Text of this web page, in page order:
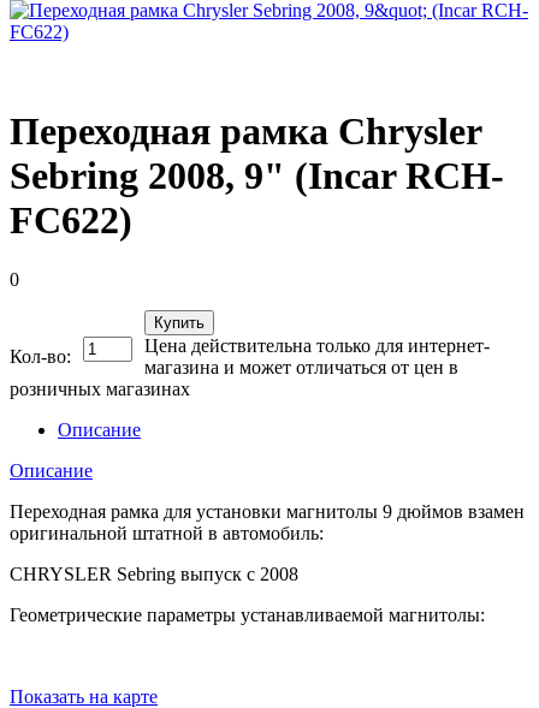
Переходная рамка Chrysler
Sebring 2008, 9" (Incar RCH-
FC622)
0
Кол-во:
Купить
Цена действительна только для интернет-
магазина и может отличаться от цен в
розничных магазинах
Описание
Описание
Переходная рамка для установки магнитолы 9 дюймов взамен
оригинальной штатной в автомобиль:
CHRYSLER Sebring выпуск с 2008
Геометрические параметры устанавливаемой магнитолы:
Показать на карте